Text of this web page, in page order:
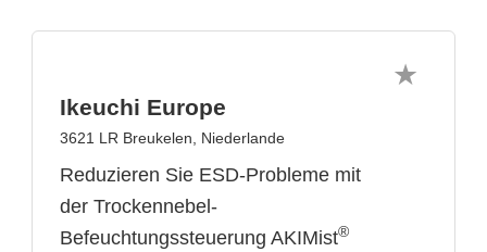
Ikeuchi Europe
3621 LR Breukelen, Niederlande
Reduzieren Sie ESD-Probleme mit
der Trockennebel-
Befeuchtungssteuerung AKIMist®